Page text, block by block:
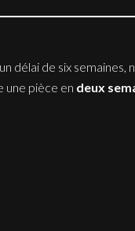
délai de six semaines,
une pièce en deux